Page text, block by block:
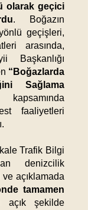
olarak geçici
. Boğazın
geçişleri,
arasında,
Başkanlığı
“Boğazlarda
Sağlama
faaliyetleri
Trafik Bilgi
denizcilik
açıklamada
tamamen
açık şekilde